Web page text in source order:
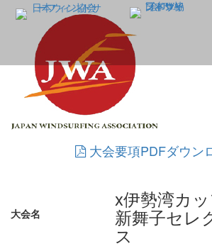
大会要項PDFダウン
大会名
x伊勢湾カ
新舞子セレ
ス